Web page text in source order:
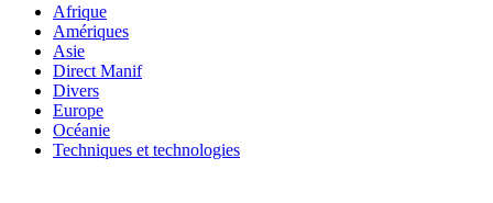
Afrique
Amériques
Asie
Direct Manif
Divers
Europe
Océanie
Techniques et technologies